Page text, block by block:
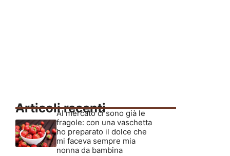
Articoli recenti
Al mercato ci sono già le
fragole: con una vaschetta
ho preparato il dolce che
mi faceva sempre mia
nonna da bambina